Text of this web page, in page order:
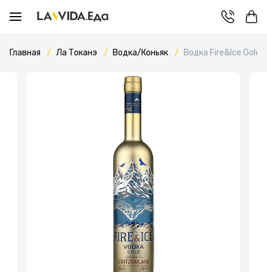
Главная Ла Токанэ Водка/Коньяк Водка Fire&Ice Gold